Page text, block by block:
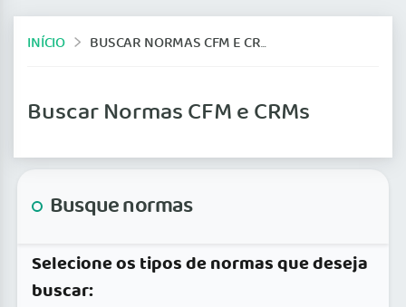
INÍCIO BUSCAR NORMAS CFM E CRMS
Buscar Normas CFM e CRMs
Busque normas
Selecione os tipos de normas que deseja
buscar: